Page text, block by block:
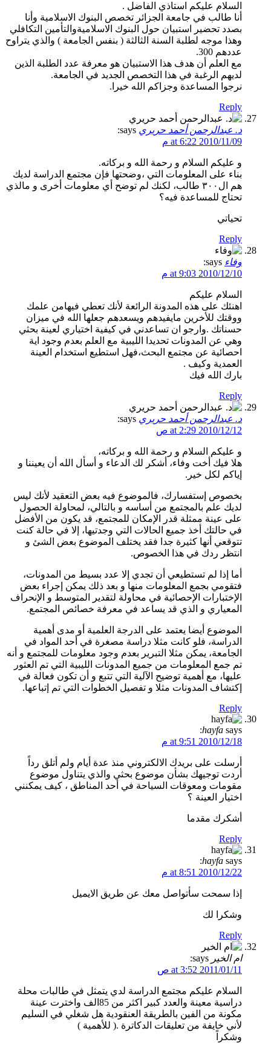
السلام عليكم استاذي الفاضل .
أنا طالب في جامعة الجزائر تخصص البنوك الاسلامية وأنا
بصدد تحضير استبيان حول البنوك الاسلاميةوالتأمين التكافلي
وهذا موجه لطلبة السنة الثالثة ( بنفس الجامعة ) والذي يتراوح
عددهم 300.
مع العلم أن هدف هذا الاستبيان هو معرفة عدد الطلبة الذين
لديهم الرغبة في هذا التخصص الجديد في الجامعة.
نرجوا المساعدة وجزاكم الله خيرا.
Reply
د. عبدالرحمن أحمد حريري says:
2010/11/09 at 6:22 م
و عليكم السلام و رحمة الله و بركاته.
بناء على المعلومات التي ،وضحتها فإن مجتمع الدراسة لديك
هم ال٣٠٠ طالب، لكنك لم توضح أي معلومات أخرى و مالذي
تحتاج للمساعدة فيه؟
تحياتي
Reply
وفاء says:
2010/12/10 at 9:03 م
السلام عليكم
اهنئك على هذه المدونة الرائعة لأنك تعطي فيهامن علمك
ووقتك للأخرين مايفيدهم ويسعدهم جعلها الله في ميزان
حسناتك .وارجو ان تساعدني في كيفية اختياري لعينة بحثي
وهي عن المدونات تحديدا الليبية مع العلم بعدم وجود اية
احصائية عن مجتمع البحث،فهل استطيع استخدام العينة
العمدية وكيف .
بارك الله فيك
Reply
د. عبدالرحمن أحمد حريري says:
2010/12/12 at 2:29 ص
و عليكم السلام و رحمة الله و بركاته،
هلا فيك أخت وفاء، أشكر لك الدعاء و أسأل الله أن يعيننا و
إياكم لكل خير.
بخصوص إستفسارك، فالموضوع فيه بعض التعقيد لأنك ليس
لديك علم بالمجتمع من أساسه و بالتالي، لمحاولة الحصول
على عينة ممثلة قدر الإمكان للمجتمع، قد يكون من الأفضل
في حالتك أخذ جميع الحالات التي وجدتيها، إلا في حالة كنت
تتوقعي أنها كثيرة جدا فقد يختلف الموضوع بعض الشئ و
انتظر ردك في هذا الخصوص.
أما إذا لم تستطيعي أن تجدي إلا عدد بسيط من المدونات،
فتقومي بجمع المعلومات منها و بعد ذلك يمكن إجراء بعض
الإختبارات الإحصائية في محاولة لتقدير المتوسط و الإنحراف
المعياري و الذي قد يساعد في معرفة خصائص المجتمع.
الموضوع أيضا يعتمد على الدرجة العلمية أو مدى أهمية
الدراسة، فلو كانت مثلا دراسة مصغرة في أحد المواد في
الجامعة، يمكن مثلا التبرير بعدم وجود معلومات للمجتمع و أنه
تم جمع المعلومات من جميع المدونات الليبية التي تم العثور
عليها، مع أهمية توضيح الآلية التي تتبع و أن تكون فعالة في
إكتشاف المدونات مثلا و تفصيل الخطوات التي تم إتباعها.
Reply
hayfa says:
2010/12/18 at 9:51 م
أرسلت على بريدك الالكتروني منذ عدة أيام ولم أتلق رداً
أردت توجيهك بشأن موضوع بحثي والذي يتناول موضوع
مقومات ومعوقات السياحة في أحد المناطق ، كيف يمكنني
اختيار العينة ؟
أشكرك مقدما
Reply
hayfa says:
2010/12/22 at 8:51 م
إذا سمحت سأتواصل معك عن طريق الايميل
وشكرا لك
Reply
ام الخير says:
2011/01/11 at 3:52 ص
السلام عليكم مجتمع الدراسة لدي يتمثل في طالبات محلة
دراسية معينة والعدد كبير اكثر من 85الف واخترت عينة
مكونة من الفين بالطريقة العنقودية هل شغلي في السليم
لأني خايفة من تعليقات الدكاترة .( للأهمية )
وشكراً